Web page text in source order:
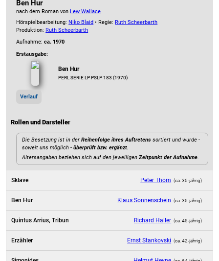
Ben Hur
nach dem Roman von Lew Wallace
Hörspielbearbeitung: Niko Blaid • Regie: Ruth Scheerbarth
Produktion: Ruth Scheerbarth
Aufnahme:ca. 1970
Erstausgabe:
Ben Hur
PERL SERIE LP PSLP 183 (1970)
Verlauf
Rollen und Darsteller
Die Besetzung ist in derReihenfolge ihres Auftretens sortiert und wurde -
soweit uns möglich -überprüft bzw. ergänzt.
Altersangaben beziehen sich auf den jeweiligenZeitpunkt der Aufnahme.
Sklave Peter Thom (ca. 35‑jährig)
Ben Hur Klaus Sonnenschein (ca. 35‑jährig)
Quintus Arrius, Tribun Richard Haller (ca. 45‑jährig)
Erzähler Ernst Stankovski (ca. 42‑jährig)